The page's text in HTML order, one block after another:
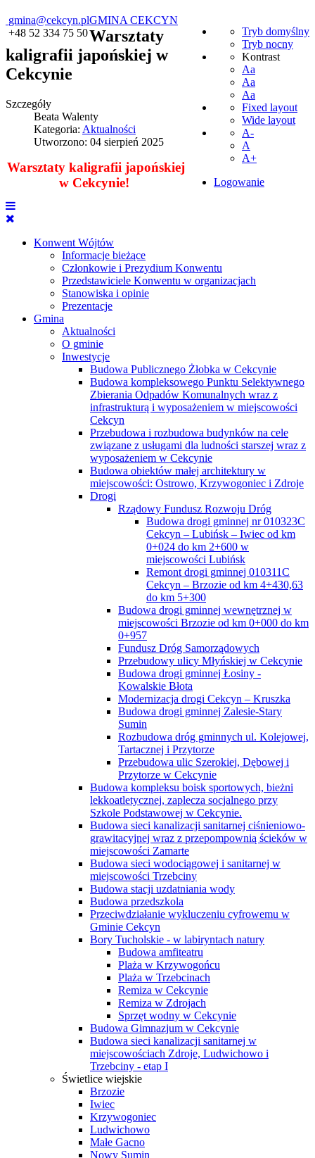
gmina@cekcyn.pl
+48 52 334 75 50
Tryb domyślny
Tryb nocny
Kontrast
Aa
Aa
Aa
Fixed layout
Wide layout
A-
A
A+
Logowanie
GMINA CEKCYN
Konwent Wójtów
Informacje bieżące
Członkowie i Prezydium Konwentu
Przedstawiciele Konwentu w organizacjach
Stanowiska i opinie
Prezentacje
Gmina
Aktualności
O gminie
Inwestycje
Budowa Publicznego Żłobka w Cekcynie
Budowa kompleksowego Punktu Selektywnego
Zbierania Odpadów Komunalnych wraz z
infrastrukturą i wyposażeniem w miejscowości
Cekcyn
Przebudowa i rozbudowa budynków na cele
związane z usługami dla ludności starszej wraz z
wyposażeniem w Cekcynie
Budowa obiektów małej architektury w
miejscowości: Ostrowo, Krzywogoniec i Zdroje
Drogi
Rządowy Fundusz Rozwoju Dróg
Budowa drogi gminnej nr 010323C
Cekcyn – Lubińsk – Iwiec od km
0+024 do km 2+600 w
miejscowości Lubińsk
Remont drogi gminnej 010311C
Cekcyn – Brzozie od km 4+430,63
do km 5+300
Budowa drogi gminnej wewnętrznej w
miejscowości Brzozie od km 0+000 do km
0+957
Fundusz Dróg Samorządowych
Przebudowy ulicy Młyńskiej w Cekcynie
Budowa drogi gminnej Łosiny -
Kowalskie Błota
Modernizacja drogi Cekcyn – Kruszka
Budowa drogi gminnej Zalesie-Stary
Sumin
Rozbudowa dróg gminnych ul. Kolejowej,
Tartacznej i Przytorze
Przebudowa ulic Szerokiej, Dębowej i
Przytorze w Cekcynie
Budowa kompleksu boisk sportowych, bieżni
lekkoatletycznej, zaplecza socjalnego przy
Szkole Podstawowej w Cekcynie.
Budowa sieci kanalizacji sanitarnej ciśnieniowo-
grawitacyjnej wraz z przepompownią ścieków w
miejscowości Zamarte
Budowa sieci wodociągowej i sanitarnej w
miejscowości Trzebciny
Budowa stacji uzdatniania wody
Budowa przedszkola
Przeciwdziałanie wykluczeniu cyfrowemu w
Gminie Cekcyn
Bory Tucholskie - w labiryntach natury
Budowa amfiteatru
Plaża w Krzywogońcu
Plaża w Trzebcinach
Remiza w Cekcynie
Remiza w Zdrojach
Sprzęt wodny w Cekcynie
Budowa Gimnazjum w Cekcynie
Budowa sieci kanalizacji sanitarnej w
miejscowościach Zdroje, Ludwichowo i
Trzebciny - etap I
Świetlice wiejskie
Brzozie
Iwiec
Krzywogoniec
Ludwichowo
Małe Gacno
Nowy Sumin
Warsztaty
kaligrafii japońskiej w
Cekcynie
Szczegóły
Beata Walenty
Kategoria: Aktualności
Utworzono: 04 sierpień 2025
Warsztaty kaligrafii japońskiej
w Cekcynie!